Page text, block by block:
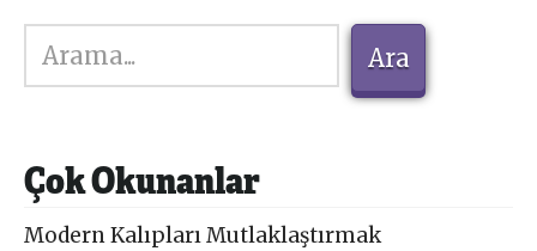
Ara
Ara
Çok Okunanlar
Modern Kalıpları Mutlaklaştırmak